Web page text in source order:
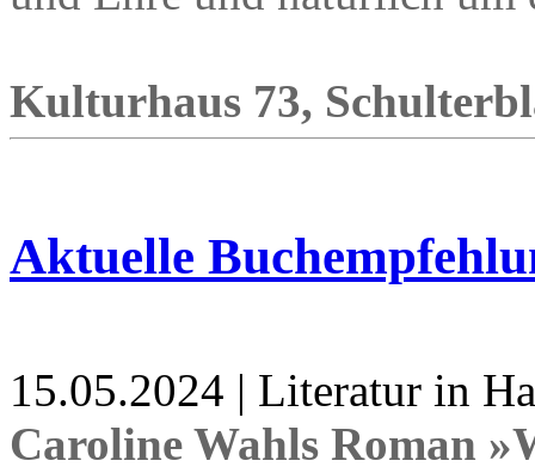
Kulturhaus 73,
Aktuelle
15.05.2024 | Literatur in
Caroline Wahls Roman